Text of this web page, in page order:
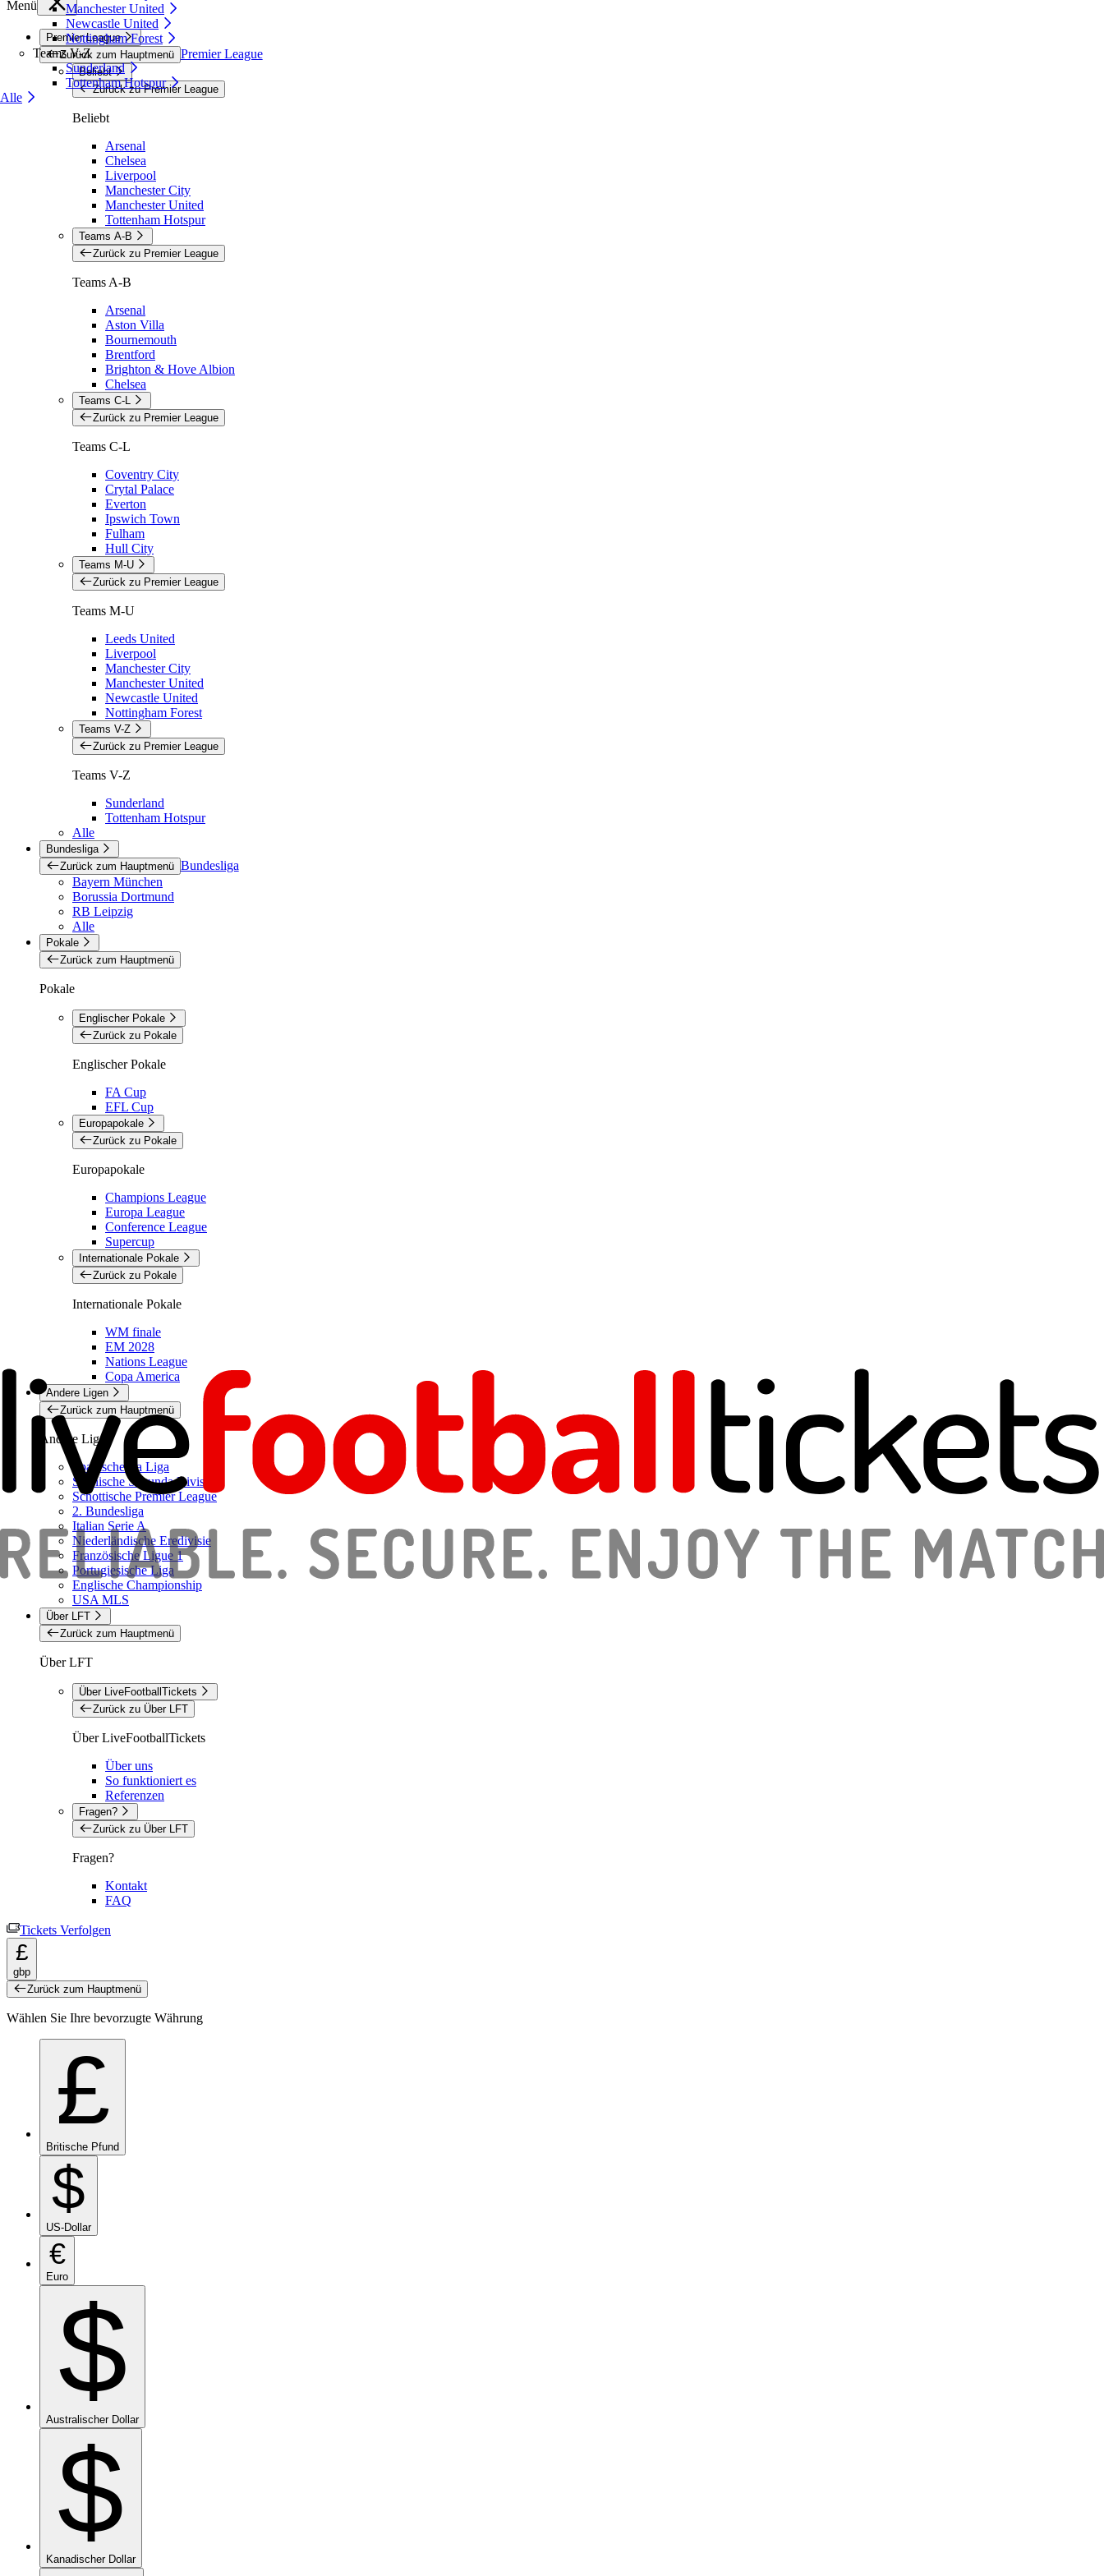
Manchester United
Newcastle United
Nottingham Forest
Teams V-Z
Sunderland
Tottenham Hotspur
Alle
Menü
Premier League
Zurück zum Hauptmenü Premier League
Beliebt
Zurück zu Premier League
Beliebt
Arsenal
Chelsea
Liverpool
Manchester City
Manchester United
Tottenham Hotspur
Teams A-B
Zurück zu Premier League
Teams A-B
Arsenal
Aston Villa
Bournemouth
Brentford
Brighton & Hove Albion
Chelsea
Teams C-L
Zurück zu Premier League
Teams C-L
Coventry City
Crytal Palace
Everton
Ipswich Town
Fulham
Hull City
Teams M-U
Zurück zu Premier League
Teams M-U
Leeds United
Liverpool
Manchester City
Manchester United
Newcastle United
Nottingham Forest
Teams V-Z
Zurück zu Premier League
Teams V-Z
Sunderland
Tottenham Hotspur
Alle
Bundesliga
Zurück zum Hauptmenü Bundesliga
Bayern München
Borussia Dortmund
RB Leipzig
Alle
Pokale
Zurück zum Hauptmenü
Pokale
Englischer Pokale
Zurück zu Pokale
Englischer Pokale
FA Cup
EFL Cup
Europapokale
Zurück zu Pokale
Europapokale
Champions League
Europa League
Conference League
Supercup
Internationale Pokale
Zurück zu Pokale
Internationale Pokale
WM finale
EM 2028
Nations League
Copa America
Andere Ligen
Zurück zum Hauptmenü
Andere Ligen
Spanische La Liga
Spanische Segunda Division
Schottische Premier League
2. Bundesliga
Italian Serie A
Niederländische Eredivisie
Französische Ligue 1
Portugiesische Liga
Englische Championship
USA MLS
Über LFT
Zurück zum Hauptmenü
Über LFT
Über LiveFootballTickets
Zurück zu Über LFT
Über LiveFootballTickets
Über uns
So funktioniert es
Referenzen
Fragen?
Zurück zu Über LFT
Fragen?
Kontakt
FAQ
Tickets Verfolgen
£
gbp
Zurück zum Hauptmenü
Wählen Sie Ihre bevorzugte Währung
£
Britische Pfund
$
US-Dollar
€
Euro
$
Australischer Dollar
$
Kanadischer Dollar